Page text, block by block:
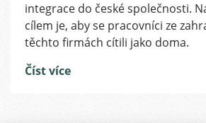
integrace do české společnosti.
cílem je, aby se pracovníci ze
těchto firmách cítili jako doma.
Číst více